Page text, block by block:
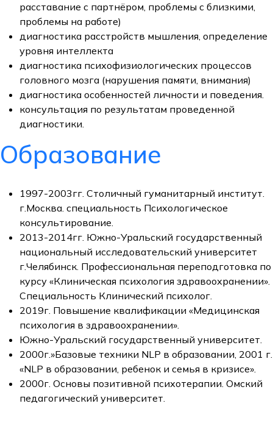
расставание с партнёром, проблемы с близкими,
проблемы на работе)
диагностика расстройств мышления, определение
уровня интеллекта
диагностика психофизиологических процессов
головного мозга (нарушения памяти, внимания)
диагностика особенностей личности и поведения.
консультация по результатам проведенной
диагностики.
Образование
1997-2003гг. Столичный гуманитарный институт.
г.Москва. специальность Психологическое
консультирование.
2013-2014гг. Южно-Уральский государственный
национальный исследовательский университет
г.Челябинск. Профессиональная переподготовка по
курсу «Клиническая психология здравоохранении».
Специальность Клинический психолог.
2019г. Повышение квалификации «Медицинская
психология в здравоохранении».
Южно-Уральский государственный университет.
2000г.»Базовые техники NLP в образовании, 2001 г.
«NLP в образовании, ребенок и семья в кризисе».
2000г. Основы позитивной психотерапии. Омский
педагогический университет.